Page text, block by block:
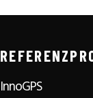
InnoGPS